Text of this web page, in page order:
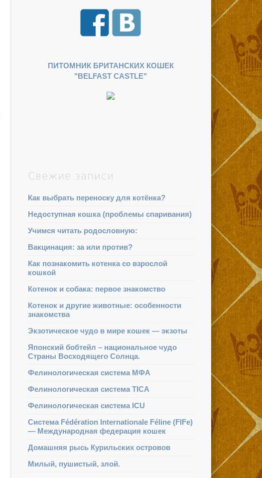
ПИТОМНИК БРИТАНСКИХ КОШЕК
"BELFAST CASTLE"
Свежие записи
Как выбрать переноску для котёнка?
Недоступная кошка (проблемы спаривания)
Учимся читать родословную:
Вакцинация: за или против?
Как познакомить котенка со взрослой
кошкой
Котенок и собака: первое знакомство
Котенок и другие животные: особенности
знакомства
Экзотическое чудо в мире кошек — экзоты
Японский бобтейл – национальное чудо
Страны Восходящего Солнца.
Фелинологическая система МФА
Фелинологическая система TICA
Фелинологическая система ICU
Система Fédération Internationale Féline (FIFe)
— Международная федерация кошек
Домашняя рысь Курильских островов
Милый, пушистый, злой.